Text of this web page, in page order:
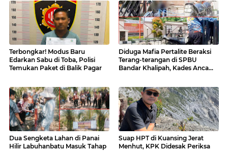
Terbongkar! Modus Baru
Edarkan Sabu di Toba, Polisi
Temukan Paket di Balik Pagar
Diduga Mafia Pertalite Beraksi
Terang-terangan di SPBU
Bandar Khalipah, Kades Ancam
Dua Sengketa Lahan di Panai
Hilir Labuhanbatu Masuk Tahap
Suap HPT di Kuansing Jerat
Menhut, KPK Didesak Periksa